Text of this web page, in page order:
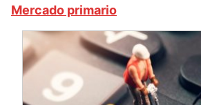
Mercado primario